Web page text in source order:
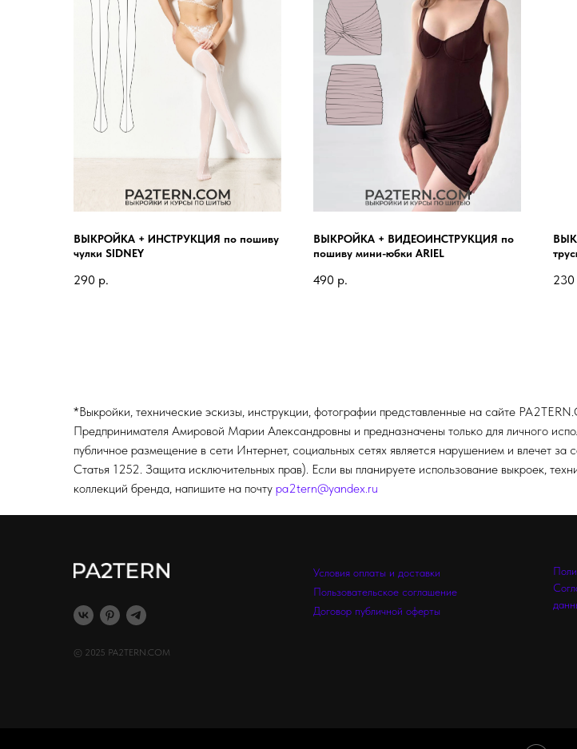
ВЫКРОЙКА + ИНСТРУКЦИЯ по пошиву
чулки SIDNEY
290 р.
ВЫКРОЙКА + ВИДЕОИНСТРУКЦИЯ по
пошиву мини-юбки ARIEL
490 р. 230
*Выкройки, технические эскизы, инструкции, фотографии представленные на сайте
Предпринимателя Амировой Марии Александровны и предназначены только для личного
публичное размещение в сети Интернет, социальных сетях является нарушением и влечет
Статья 1252. Защита исключительных прав). Если вы планируете использование выкроек,
коллекций бренда, напишите на почту pa2tern@yandex.ru
© 2025 PA2TERN.COM
Условия оплаты и доставки
Пользовательское соглашение
Договор публичной оферты